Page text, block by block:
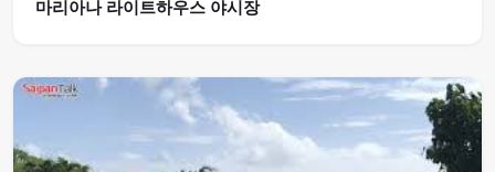
마리아나 라이트하우스 야시장